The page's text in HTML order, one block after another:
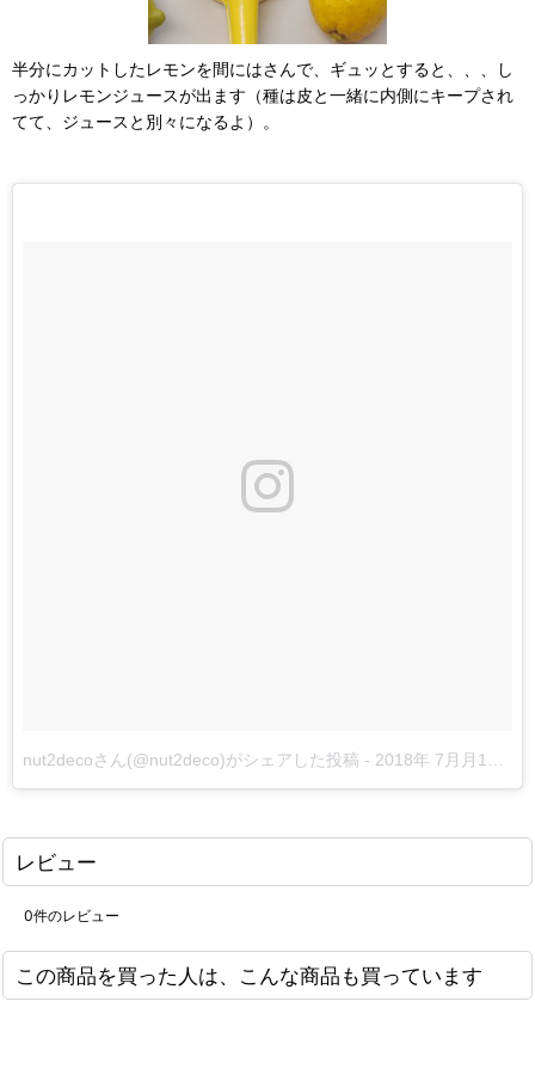
半分にカットしたレモンを間にはさんで、ギュッとすると、、、し
っかりレモンジュースが出ます（種は皮と一緒に内側にキープされ
てて、ジュースと別々になるよ）。
nut2decoさん(@nut2deco)がシェアした投稿 - 2018年 7月月15日午前5時58分PDT
レビュー
0件のレビュー
この商品を買った人は、こんな商品も買っています